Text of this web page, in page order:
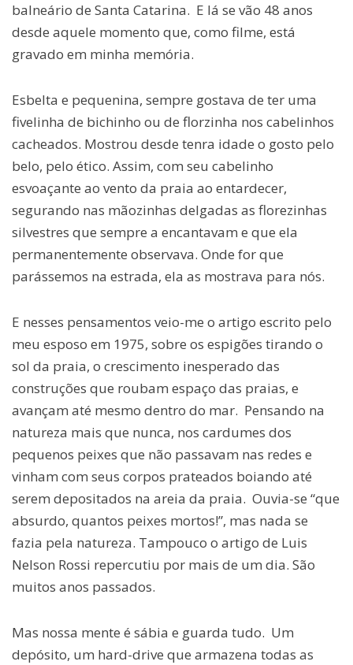
balneário de Santa Catarina. E lá se vão 48 anos
desde aquele momento que, como filme, está
gravado em minha memória.
Esbelta e pequenina, sempre gostava de ter uma
fivelinha de bichinho ou de florzinha nos cabelinhos
cacheados. Mostrou desde tenra idade o gosto pelo
belo, pelo ético. Assim, com seu cabelinho
esvoaçante ao vento da praia ao entardecer,
segurando nas mãozinhas delgadas as florezinhas
silvestres que sempre a encantavam e que ela
permanentemente observava. Onde for que
parássemos na estrada, ela as mostrava para nós.
E nesses pensamentos veio-me o artigo escrito pelo
meu esposo em 1975, sobre os espigões tirando o
sol da praia, o crescimento inesperado das
construções que roubam espaço das praias, e
avançam até mesmo dentro do mar. Pensando na
natureza mais que nunca, nos cardumes dos
pequenos peixes que não passavam nas redes e
vinham com seus corpos prateados boiando até
serem depositados na areia da praia. Ouvia-se “que
absurdo, quantos peixes mortos!”, mas nada se
fazia pela natureza. Tampouco o artigo de Luis
Nelson Rossi repercutiu por mais de um dia. São
muitos anos passados.
Mas nossa mente é sábia e guarda tudo. Um
depósito, um hard-drive que armazena todas as